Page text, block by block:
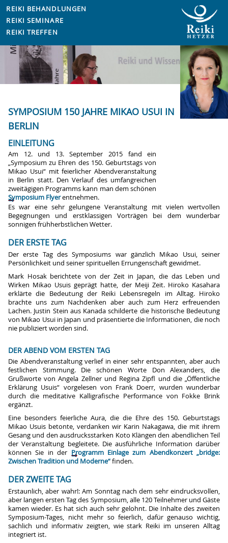
REIKI BEHANDLUNGEN
REIKI SEMINARE
REIKI TREFFEN
SYMPOSIUM 150 JAHRE MIKAO USUI IN
BERLIN
EINLEITUNG
Am 12. und 13. September 2015 fand ein
„Symposium zu Ehren des 150. Geburtstags von
Mikao Usui“ mit feierlicher Abendveranstaltung
in Berlin statt. Den Verlauf des umfangreichen
zweitägigen Programms kann man dem schönen
Symposium Flyerentnehmen.
Es war eine sehr gelungene Veranstaltung mit vielen wertvollen
Begegnungen und erstklassigen Vorträgen bei dem wunderbar
sonnigen frühherbstlichen Wetter.
DER ERSTE TAG
Der erste Tag des Symposiums war gänzlich Mikao Usui, seiner
Persönlichkeit und seiner spirituellen Errungenschaft gewidmet.
Mark Hosak berichtete von der Zeit in Japan, die das Leben und
Wirken Mikao Usuis geprägt hatte, der Meiji Zeit. Hiroko Kasahara
erklärte die Bedeutung der Reiki Lebensregeln im Alltag. Hiroko
brachte uns zum Nachdenken aber auch zum Herz erfreuenden
Lachen. Justin Stein aus Kanada schilderte die historische Bedeutung
von Mikao Usui in Japan und präsentierte die Informationen, die noch
nie publiziert worden sind.
DER ABEND VOM ERSTEN TAG
Die Abendveranstaltung verlief in einer sehr entspannten, aber auch
festlichen Stimmung. Die schönen Worte Don Alexanders, die
Grußworte von Angela Zellner und Regina Zipfl und die „Öffentliche
Erklärung Usuis“ vorgelesen von Frank Doerr, wurden wunderbar
durch die meditative Kalligrafische Performance von Fokke Brink
ergänzt.
Eine besonders feierliche Aura, die die Ehre des 150. Geburtstags
Mikao Usuis betonte, verdanken wir Karin Nakagawa, die mit ihrem
Gesang und den ausdrucksstarken Koto Klängen den abendlichen Teil
der Veranstaltung begleitete. Die ausführliche Information darüber
können Sie in der Programm Einlage zum Abendkonzert „bridge:
Zwischen Tradition und Moderne“finden.
DER ZWEITE TAG
Erstaunlich, aber wahr!: Am Sonntag nach dem sehr eindrucksvollen,
aber langen ersten Tag des Symposium, alle 120 Teilnehmer und Gäste
kamen wieder. Es hat sich auch sehr gelohnt. Die Inhalte des zweiten
Symposium-Tages, nicht mehr so feierlich, dafür genauso wichtig,
sachlich und informativ zeigten, wie stark Reiki im unseren Alltag
integriert ist.